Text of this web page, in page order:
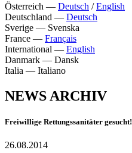
Österreich — Deutsch /English
Deutschland — Deutsch
Sverige — Svenska
France — Français
International — English
Danmark — Dansk
Italia — Italiano
NEWS ARCHIV
Freiwillige Rettungssanitäter gesucht!
26.08.2014